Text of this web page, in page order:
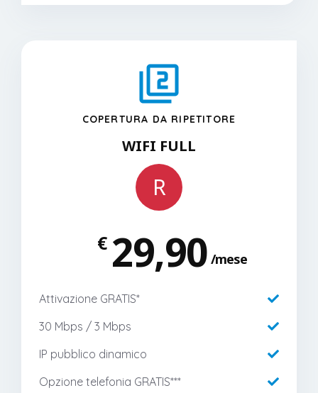
COPERTURA DA RIPETITORE
WIFI FULL
R
29,90
€
mese
Attivazione GRATIS*
30 Mbps / 3 Mbps
IP pubblico dinamico
Opzione telefonia GRATIS***